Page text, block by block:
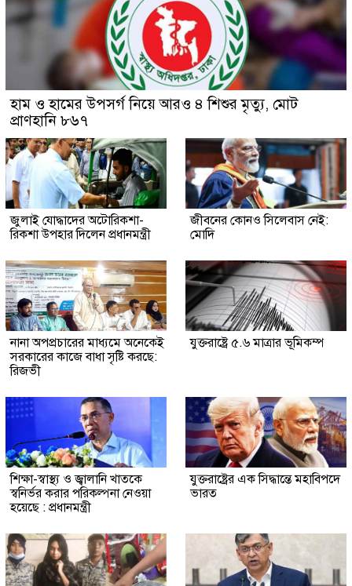
হাম ও হামের উপসর্গ নিয়ে আরও ৪ শিশুর মৃত্যু, মোট
প্রাণহানি ৮৬৭
জুলাই যোদ্ধাদের অটোরিকশা-
রিকশা উপহার দিলেন প্রধানমন্ত্রী
জীবনের কোনও সিলেবাস নেই:
মোদি
নানা অপপ্রচারের মাধ্যমে অনেকেই
সরকারের কাজে বাধা সৃষ্টি করছে:
রিজভী
যুক্তরাষ্ট্রে ৫.৬ মাত্রার ভূমিকম্প
শিক্ষা-স্বাস্থ্য ও জ্বালানি খাতকে
স্বনির্ভর করার পরিকল্পনা নেওয়া
হয়েছে : প্রধানমন্ত্রী
যুক্তরাষ্ট্রের এক সিদ্ধান্তে মহাবিপদে
ভারত